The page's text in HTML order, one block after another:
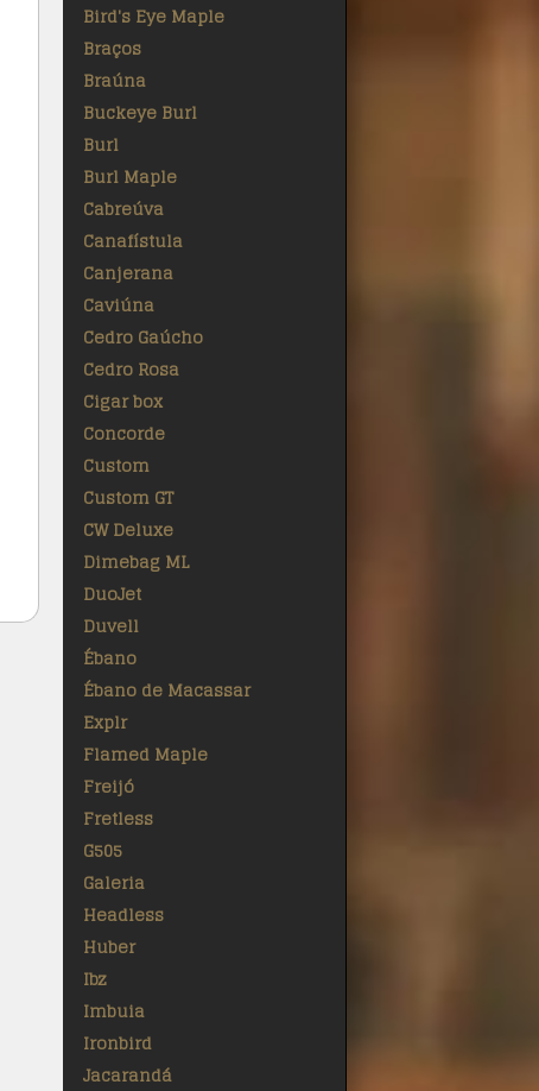
Bird's Eye Maple
Braços
Braúna
Buckeye Burl
Burl
Burl Maple
Cabreúva
Canafístula
Canjerana
Caviúna
Cedro Gaúcho
Cedro Rosa
Cigar box
Concorde
Custom
Custom GT
CW Deluxe
Dimebag ML
DuoJet
Duvell
Ébano
Ébano de Macassar
Explr
Flamed Maple
Freijó
Fretless
G505
Galeria
Headless
Huber
Ibz
Imbuia
Ironbird
Jacarandá